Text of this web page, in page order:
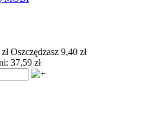
Oszczędzasz 9,40 zł
37,59 zł